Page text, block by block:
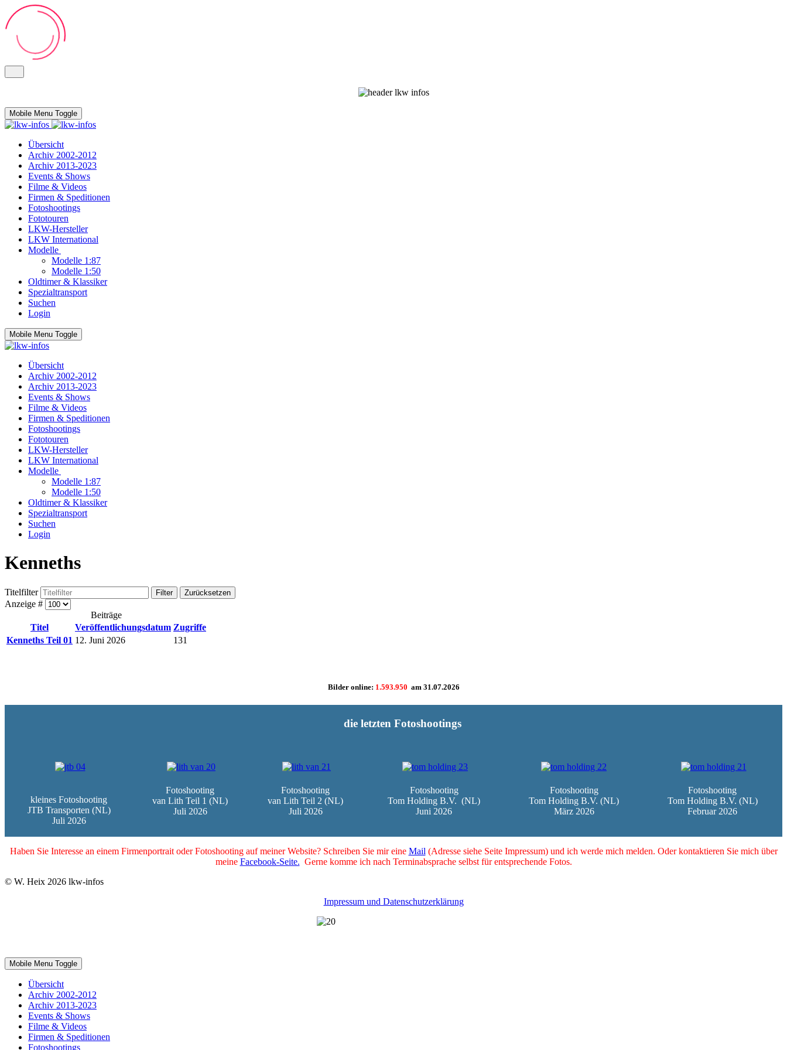
Mobile Menu Toggle
Übersicht
Archiv 2002-2012
Archiv 2013-2023
Events & Shows
Filme & Videos
Firmen & Speditionen
Fotoshootings
Fototouren
LKW-Hersteller
LKW International
Modelle
Modelle 1:87
Modelle 1:50
Oldtimer & Klassiker
Spezialtransport
Suchen
Login
Mobile Menu Toggle
Übersicht
Archiv 2002-2012
Archiv 2013-2023
Events & Shows
Filme & Videos
Firmen & Speditionen
Fotoshootings
Fototouren
LKW-Hersteller
LKW International
Modelle
Modelle 1:87
Modelle 1:50
Oldtimer & Klassiker
Spezialtransport
Suchen
Login
Kenneths
Titelfilter Filter Zurücksetzen
Anzeige #
Beiträge
Titel
Veröffentlichungsdatum Zugriffe
Kenneths Teil 01 12. Juni 2026 131
Bilder online: 1.593.950 am31.07.2026
die letzten Fotoshootings
kleines Fotoshooting
JTB Transporten (NL)
Juli 2026
Fotoshooting
van Lith Teil 1 (NL)
Juli 2026
Fotoshooting
van Lith Teil 2 (NL)
Juli 2026
Fotoshooting
Tom Holding B.V. (NL)
Juni 2026
Fotoshooting
Tom Holding B.V. (NL)
März 2026
Fotoshooting
Tom Holding B.V. (NL)
Februar 2026
Haben Sie Interesse an einem Firmenportrait oder Fotoshooting auf meiner Website? Schreiben Sie mir eine Mail (Adresse siehe Seite Impressum) und ich werde mich melden. Oder kontaktieren Sie mich über
meine Facebook-Seite. Gerne komme ich nach Terminabsprache selbst für entsprechende Fotos.
© W. Heix 2026 lkw-infos
Impressum und Datenschutzerklärung
Mobile Menu Toggle
Übersicht
Archiv 2002-2012
Archiv 2013-2023
Events & Shows
Filme & Videos
Firmen & Speditionen
Fotoshootings